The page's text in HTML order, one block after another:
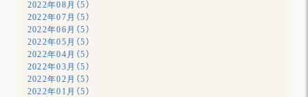
2022年08月（5）
2022年07月（5）
2022年06月（5）
2022年05月（5）
2022年04月（5）
2022年03月（5）
2022年02月（5）
2022年01月（5）